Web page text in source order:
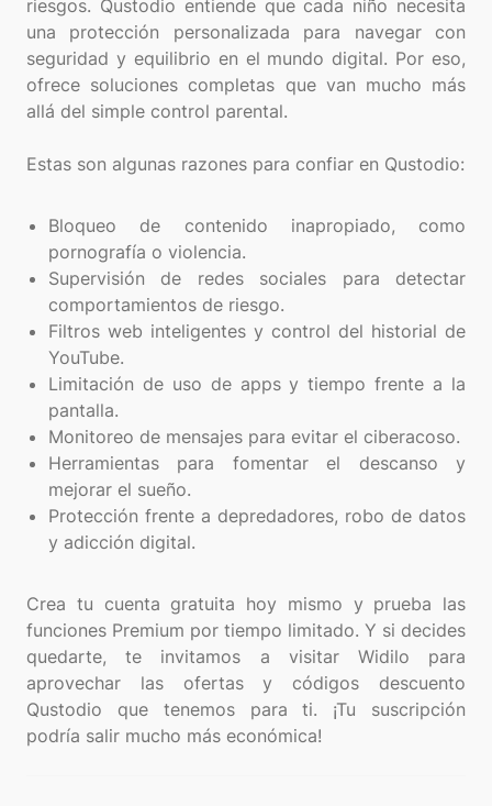
riesgos. Qustodio entiende que cada niño necesita
una protección personalizada para navegar con
seguridad y equilibrio en el mundo digital. Por eso,
ofrece soluciones completas que van mucho más
allá del simple control parental.
Estas son algunas razones para confiar en Qustodio:
Bloqueo de contenido inapropiado, como
pornografía o violencia.
Supervisión de redes sociales para detectar
comportamientos de riesgo.
Filtros web inteligentes y control del historial de
YouTube.
Limitación de uso de apps y tiempo frente a la
pantalla.
Monitoreo de mensajes para evitar el ciberacoso.
Herramientas para fomentar el descanso y
mejorar el sueño.
Protección frente a depredadores, robo de datos
y adicción digital.
Crea tu cuenta gratuita hoy mismo y prueba las
funciones Premium por tiempo limitado. Y si decides
quedarte, te invitamos a visitar Widilo para
aprovechar las ofertas y códigos descuento
Qustodio que tenemos para ti. ¡Tu suscripción